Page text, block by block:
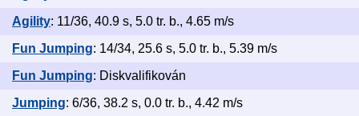
Agility: 11/36, 40.9 s, 5.0 tr. b., 4.65 m/s
Fun Jumping: 14/34, 25.6 s, 5.0 tr. b., 5.39 m/s
Fun Jumping: Diskvalifikován
Jumping: 6/36, 38.2 s, 0.0 tr. b., 4.42 m/s